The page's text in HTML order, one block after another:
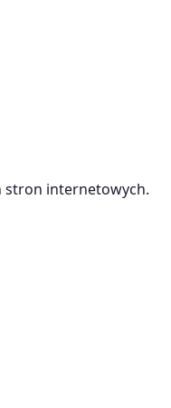
stron internetowych.